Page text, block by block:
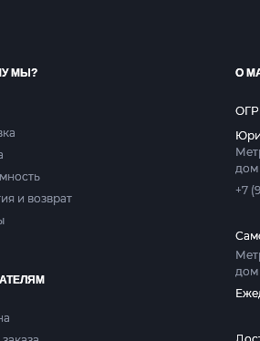
МЫ?
и возврат
О
дом
+7
дом